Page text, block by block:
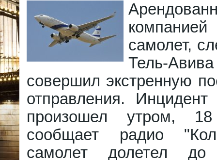
самолет,
Тель-
совершил экстренную
отправления.
произошел утром,
сообщает радио
самолет долетел